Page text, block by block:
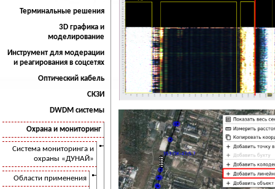
Терминальные решения
3D графика и
моделирование
Инструмент для модерации
и реагирования в соцсетях
Оптический кабель
СКЗИ
DWDM системы
Охрана и мониторинг
Система мониторинга и
охраны «ДУНАЙ»
Области применения